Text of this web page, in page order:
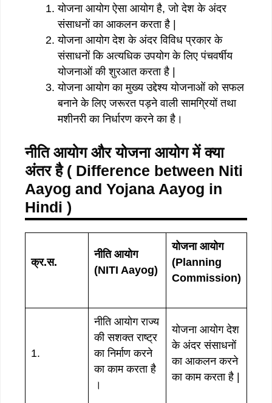
योजना आयोग ऐसा आयोग है, जो देश के अंदर
संसाधनों का आकलन करता है |
योजना आयोग देश के अंदर विविध प्रकार के
संसाधनों कि अत्यधिक उपयोग के लिए पंचवर्षीय
योजनाओं की शुरआत करता है |
योजना आयोग का मुख्य उद्देश्य योजनाओं को सफल
बनाने के लिए जरूरत पड़ने वाली सामग्रियों तथा
मशीनरी का निर्धारण करने का है।
नीति आयोग और योजना आयोग में क्या
अंतर है ( Difference between Niti
Aayog and Yojana Aayog in
Hindi )
क्र.स.
नीति आयोग
(NITI Aayog)
योजना आयोग
(Planning
Commission)
1.
नीति आयोग राज्य
की सशक्त राष्ट्र
का निर्माण करने
का काम करता है
।
योजना आयोग देश
के अंदर संसाधनों
का आकलन करने
का काम करता है |